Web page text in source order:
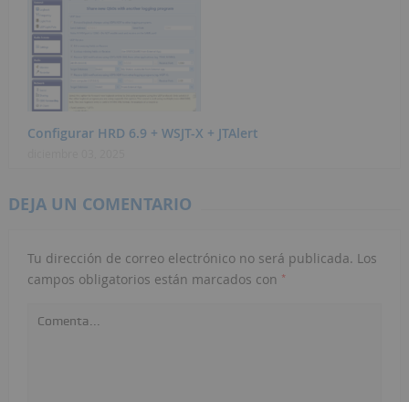
Configurar HRD 6.9 + WSJT-X + JTAlert
DEJA UN COMENTARIO
Tu dirección de correo electrónico no será publicada. Los
campos obligatorios están marcados con *